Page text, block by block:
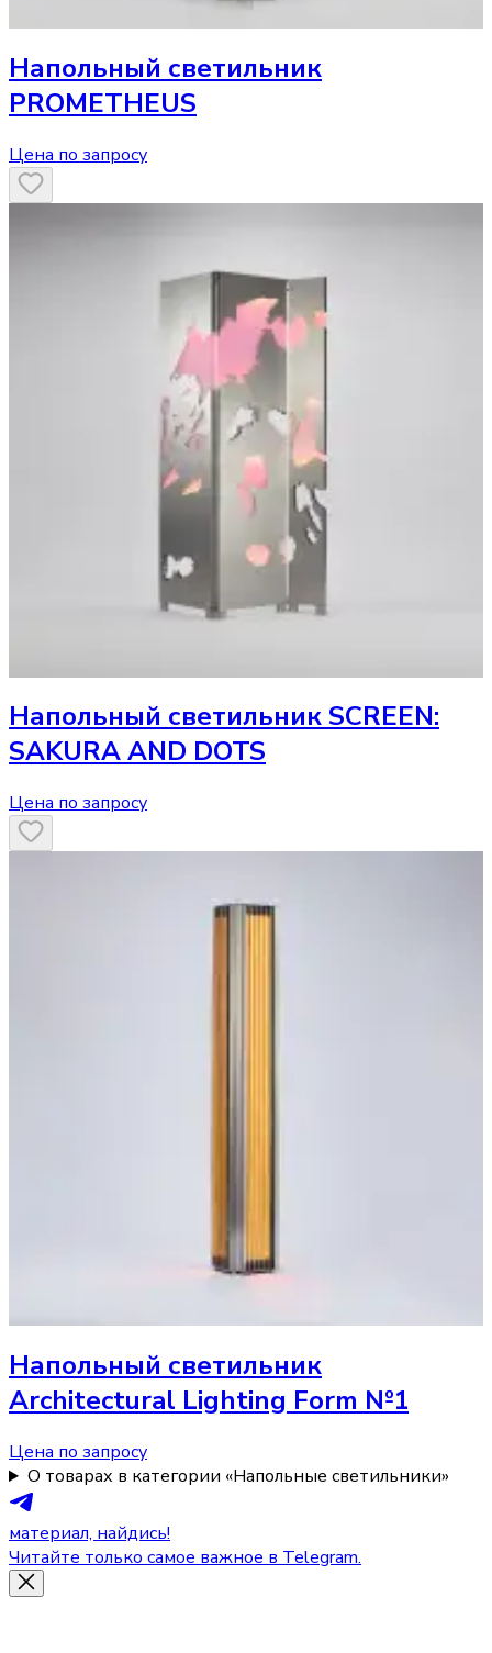
Напольный светильник
PROMETHEUS
Цена по запросу
Напольный светильникSCREEN:
SAKURA AND DOTS
Цена по запросу
Напольный светильник
Architectural Lighting Form №1
Цена по запросу
О товарах в категории «Напольные светильники»
материал, найдись!
Читайте только самое важное в Telegram.